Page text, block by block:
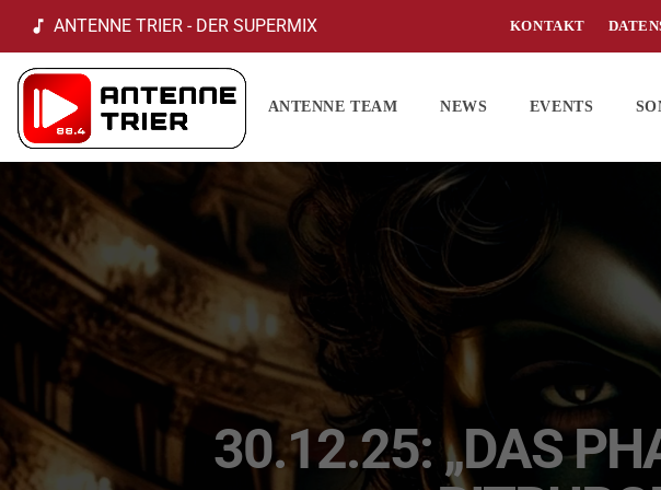
music_note ANTENNE TRIER - DER SUPERMIX KONTAKT
ANTENNE TEAM NEWS EVENTS
30.12.25: „DAS